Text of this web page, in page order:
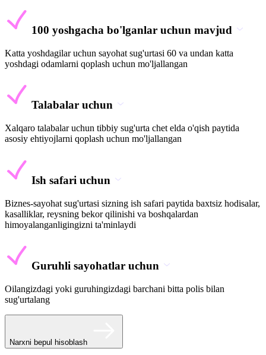
100 yoshgacha bo'lganlar uchun mavjud
Katta yoshdagilar uchun sayohat sug'urtasi 60 va undan katta
yoshdagi odamlarni qoplash uchun mo'ljallangan
Talabalar uchun
Xalqaro talabalar uchun tibbiy sug'urta chet elda o'qish paytida
asosiy ehtiyojlarni qoplash uchun mo'ljallangan
Ish safari uchun
Biznes-sayohat sug'urtasi sizning ish safari paytida baxtsiz hodisalar,
kasalliklar, reysning bekor qilinishi va boshqalardan
himoyalanganligingizni ta'minlaydi
Guruhli sayohatlar uchun
Oilangizdagi yoki guruhingizdagi barchani bitta polis bilan
sug'urtalang
Narxni bepul hisoblash